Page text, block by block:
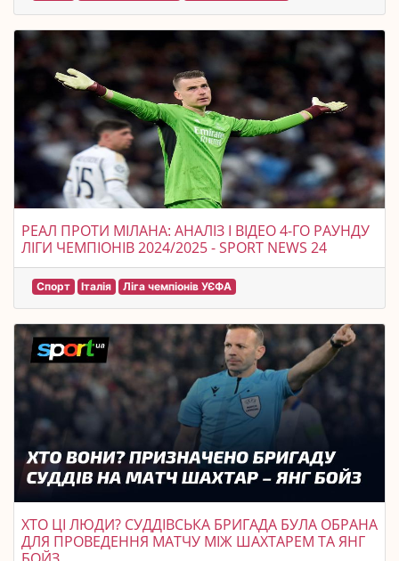
РЕАЛ ПРОТИ МІЛАНА: АНАЛІЗ І ВІДЕО 4-ГО РАУНДУ
ЛІГИ ЧЕМПІОНІВ 2024/2025 - SPORT NEWS 24
Спорт Італія Ліга чемпіонів УЄФА
ХТО ЦІ ЛЮДИ? СУДДІВСЬКА БРИГАДА БУЛА ОБРАНА
ДЛЯ ПРОВЕДЕННЯ МАТЧУ МІЖ ШАХТАРЕМ ТА ЯНГ